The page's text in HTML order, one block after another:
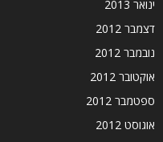
ינואר 2013
דצמבר 2012
נובמבר 2012
אוקטובר 2012
ספטמבר 2012
אוגוסט 2012